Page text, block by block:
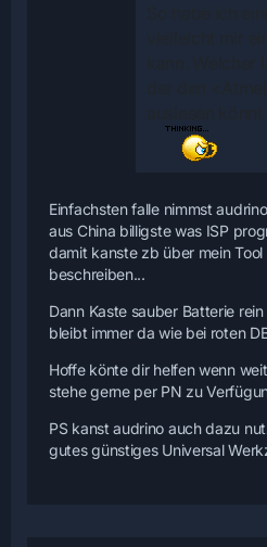
Einfachsten falle nimmst
aus China billigste was ISP
damit kanste zb über mein Tool
beschreiben...
Dann Kaste sauber Batterie
bleibt immer da wie bei roten
Hoffe könte dir helfen wenn
stehe gerne per PN zu
PS kanst audrino auch dazu
gutes günstiges Universal